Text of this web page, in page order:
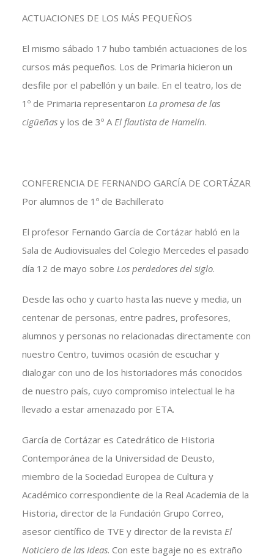
ACTUACIONES DE LOS MÁS PEQUEÑOS
El mismo sábado 17 hubo también actuaciones de los
cursos más pequeños. Los de Primaria hicieron un
desfile por el pabellón y un baile. En el teatro, los de
1º de Primaria representaron La promesa de las
cigüeñasy los de 3º AEl flautista de Hamelín.
CONFERENCIA DE FERNANDO GARCÍA DE CORTÁZAR
Por alumnos de 1º de Bachillerato
El profesor Fernando García de Cortázar habló en la
Sala de Audiovisuales del Colegio Mercedes el pasado
día 12 de mayo sobre Los perdedores del siglo.
Desde las ocho y cuarto hasta las nueve y media, un
centenar de personas, entre padres, profesores,
alumnos y personas no relacionadas directamente con
nuestro Centro, tuvimos ocasión de escuchar y
dialogar con uno de los historiadores más conocidos
de nuestro país, cuyo compromiso intelectual le ha
llevado a estar amenazado por ETA.
García de Cortázar es Catedrático de Historia
Contemporánea de la Universidad de Deusto,
miembro de la Sociedad Europea de Cultura y
Académico correspondiente de la Real Academia de la
Historia, director de la Fundación Grupo Correo,
asesor científico de TVE y director de la revista El
Noticiero de las Ideas. Con este bagaje no es extraño